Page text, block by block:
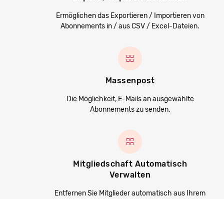
Ermöglichen das Exportieren / Importieren von
Abonnements in / aus CSV / Excel-Dateien.
Massenpost
Die Möglichkeit, E-Mails an ausgewählte
Abonnements zu senden.
Mitgliedschaft Automatisch
Verwalten
Entfernen Sie Mitglieder automatisch aus Ihrem